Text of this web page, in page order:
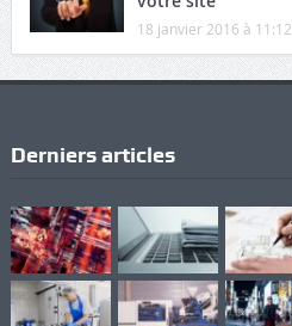
18 janvier 2016 à 11:12
Derniers articles